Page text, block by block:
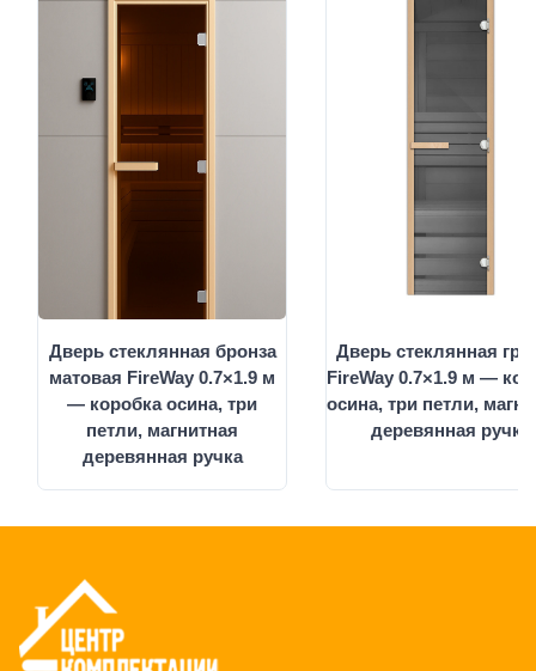
Дверь стеклянная бронза
матовая FireWay 0.7×1.9 м
— коробка осина, три
петли, магнитная
деревянная ручка
Дверь стеклянная
FireWay 0.7×1.9 м —
осина, три петли,
деревянная ручка